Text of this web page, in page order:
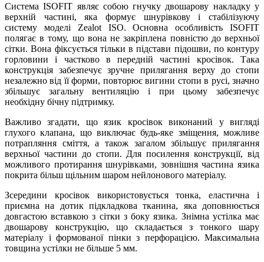
Система ISOFIT являє собою гнучку двошарову накладку у
верхній частині, яка формує шнурівкову і стабілізуючу
систему моделі Zealot ISO. Основна особливість ISOFIT
полягає в тому, що вона не закріплена повністю до верхньої
сітки. Вона фіксується тільки в підстави підошви, по контуру
горловини і частково в передній частині кросівок. Така
конструкція забезпечує зручне прилягання верху до стопи
незалежно від її форми, повторює вигини стопи в русі, значно
збільшує загальну вентиляцію і при цьому забезпечує
необхідну бічну підтримку.
Важливо згадати, що язик кросівок виконаний у вигляді
глухого клапана, що виключає будь-яке зміщення, можливе
потрапляння сміття, а також загалом збільшує прилягання
верхньої частини до стопи. Для посилення конструкції, від
можливого протирання шнурівками, зовнішня частина язика
покрита більш щільним шаром нейлонового матеріалу.
Зсередини кросівок використовується тонка, еластична і
приємна на дотик підкладкова тканина, яка доповнюється
довгастою вставкою з сітки з боку язика. Знімна устілка має
двошарову конструкцію, що складається з тонкого шару
матеріалу і формованої пінки з перфорацією. Максимальна
товщина устілки не більше 5 мм.